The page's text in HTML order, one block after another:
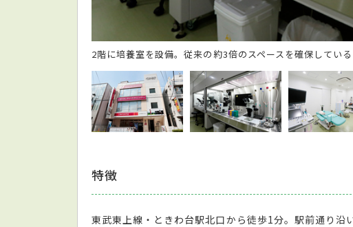
2階に培養室を設備。従来の約3倍のスペースを確保している
特徴
東武東上線・ときわ台駅北口から徒歩1分。駅前通り沿